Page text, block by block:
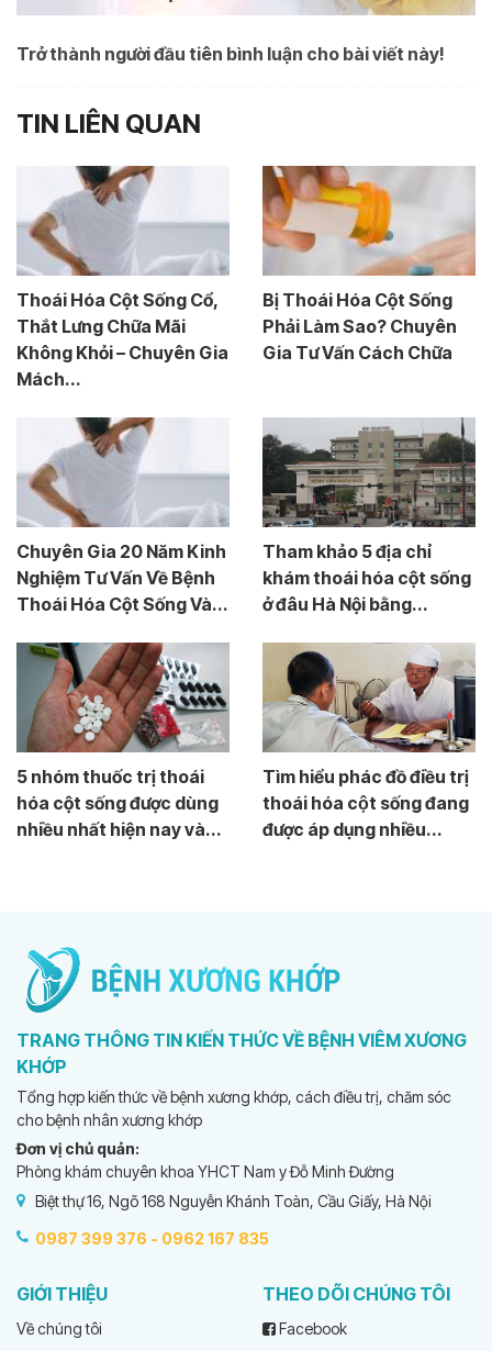
Trở thành người đầu tiên bình luận cho bài viết này!
TIN LIÊN QUAN
Thoái Hóa Cột Sống Cổ,
Thắt Lưng Chữa Mãi
Không Khỏi – Chuyên Gia
Mách...
Bị Thoái Hóa Cột Sống
Phải Làm Sao? Chuyên
Gia Tư Vấn Cách Chữa
Chuyên Gia 20 Năm Kinh
Nghiệm Tư Vấn Về Bệnh
Thoái Hóa Cột Sống Và...
Tham khảo 5 địa chỉ
khám thoái hóa cột sống
ở đâu Hà Nội bằng...
5 nhóm thuốc trị thoái
hóa cột sống được dùng
nhiều nhất hiện nay và...
Tìm hiểu phác đồ điều trị
thoái hóa cột sống đang
được áp dụng nhiều...
TRANG THÔNG TIN KIẾN THỨC VỀ BỆNH VIÊM XƯƠNG
KHỚP
Tổng hợp kiến thức về bệnh xương khớp, cách điều trị, chăm sóc
cho bệnh nhân xương khớp
Đơn vị chủ quản:
Phòng khám chuyên khoa YHCT Nam y Đỗ Minh Đường
Biệt thự 16, Ngõ 168 Nguyễn Khánh Toàn, Cầu Giấy, Hà Nội
0987 399 376 - 0962 167 835
GIỚI THIỆU
Về chúng tôi
THEO DÕI CHÚNG TÔI
Facebook